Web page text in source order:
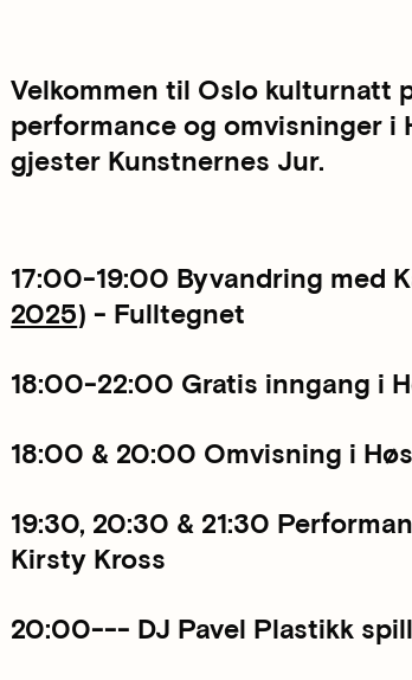
Velkommen til Oslo kulturnatt
performance og omvisninger i
gjester Kunstnernes Jur.
17:00-19:00 Byvandring med
2025) - Fulltegnet
18:00-22:00 Gratis inngang i
18:00 & 20:00 Omvisning i
19:30, 20:30 & 21:30
Kirsty Kross
20:00--- DJ Pavel Plastikk